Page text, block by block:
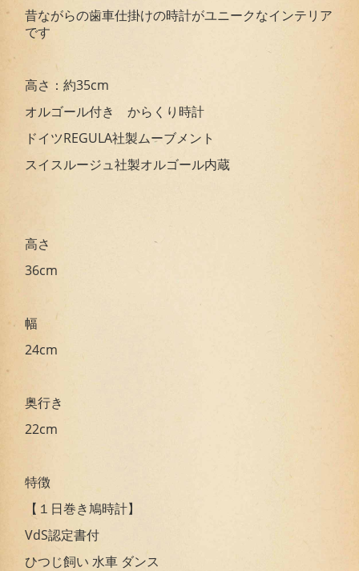
昔ながらの歯車仕掛けの時計がユニークなインテリア
です
高さ：約35cm
オルゴール付き からくり時計
ドイツREGULA社製ムーブメント
スイスルージュ社製オルゴール内蔵
高さ
36cm
幅
24cm
奥行き
22cm
特徴
【１日巻き鳩時計】
VdS認定書付
ひつじ飼い 水車 ダンス